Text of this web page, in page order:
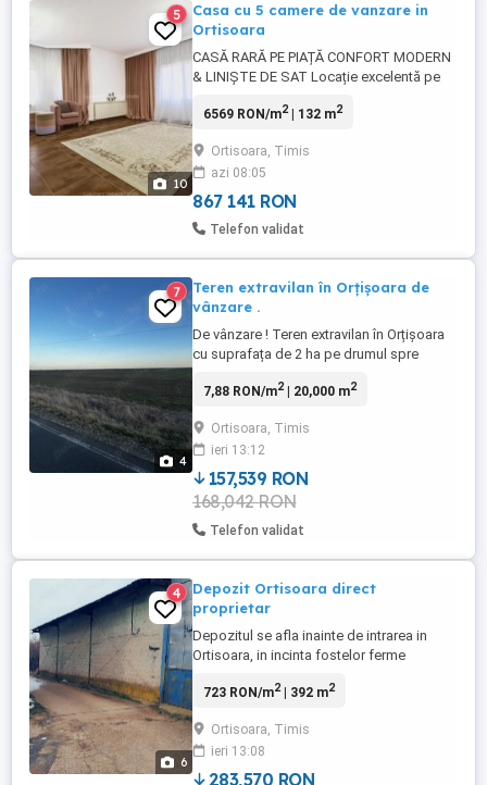
10
5
Casa cu 5 camere de vanzare in
Ortisoara
CASĂ RARĂ PE PIAȚĂ CONFORT MODERN
& LINIȘTE DE SAT Locație excelentă pe
național și autostradă, la doar 26 km de
interioare din lemn masiv, lucrate manual
Scară și balustradă realizate cu măiestrie
...
6569 RON/m2| 132 m2
Ortisoara, Timis
azi 08:05
867 141 RON
Telefon validat
4
7
Teren extravilan în Orțișoara de
vânzare .
De vânzare ! Teren extravilan în Orțișoara
cu suprafața de 2 ha pe drumul spre
telefon din anunț . Este situat la asfalt pe
43 m . Preț negociabil .
7,88 RON/m2| 20,000 m2
Ortisoara, Timis
ieri 13:12
157,539 RON
168,042 RON
Telefon validat
6
4
Depozit Ortisoara direct
proprietar
Depozitul se afla inainte de intrarea in
Ortisoara, in incinta fostelor ferme
proprietate cu CF si Constructia 392 mp.
de boltari si acoperis de tabla Are curent
trifazic. Informatii la telefon zero 73663
opt2 ...
723 RON/m2| 392 m2
Ortisoara, Timis
ieri 13:08
283,570 RON